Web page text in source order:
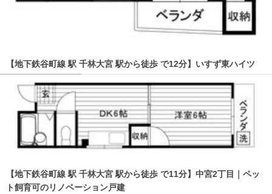
【地下鉄谷町線 駅 千林大宮 駅から徒歩 で12分】いすず東ハイツ
【地下鉄谷町線 駅 千林大宮 駅から徒歩 で11分】中宮2丁目｜ペッ
ト飼育可のリノベーション戸建